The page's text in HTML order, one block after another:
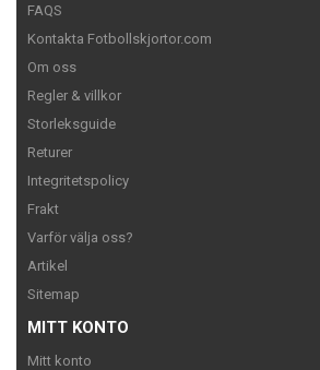
FAQS
Kontakta Fotbollskjortor.com
Om oss
Regler & villkor
Storleksguide
Returer
Integritetspolicy
Frakt
Varför välja oss?
Artikel
Sitemap
MITT KONTO
Mitt konto